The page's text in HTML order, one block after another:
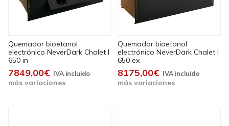
Quemador bioetanol
electrónico NeverDark Chalet I
650 in
7849,00€
más variaciones
Quemador bioetanol
electrónico NeverDark Chalet I
650 ex
8175,00€
más variaciones